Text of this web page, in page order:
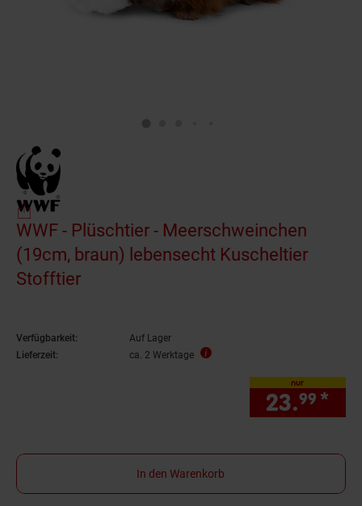
WWF - Plüschtier - Meerschweinchen
(19cm, braun) lebensecht Kuscheltier
Stofftier
Verfügbarkeit:
Auf Lager
Lieferzeit:
ca. 2 Werktage
nur
23.99 *
In den Warenkorb